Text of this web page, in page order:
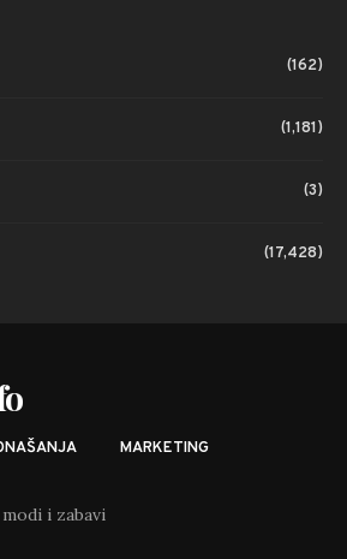
(162)
(1,181)
(3)
(17,428)
MARKETING
i zabavi